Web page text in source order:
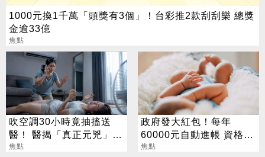
1000元換1千萬「頭獎有3個」！台彩推2款刮刮樂 總獎
金逾33億
焦點
吹空調30小時竟抽搐送
醫！ 醫揭「真正元兇」：
不是冷氣
焦點
政府發大紅包！每年
60000元自動進帳 資格一
次看
焦點